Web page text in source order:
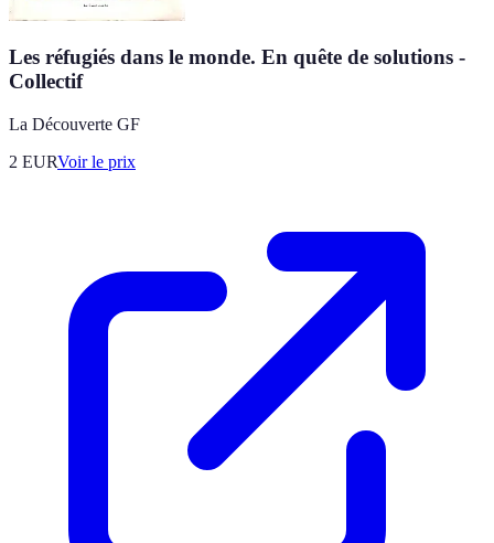
Les réfugiés dans le monde. En quête de solutions -
Collectif
La Découverte GF
2 EURVoir le prix